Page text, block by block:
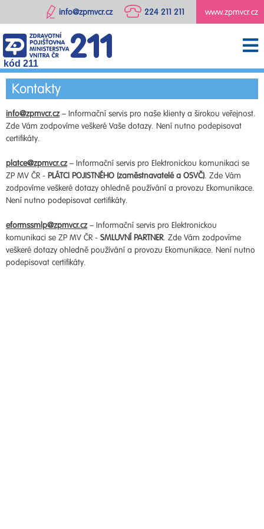
www.zpmvcr.cz
224 211 211
info@zpmvcr.cz
kód 211
Kontakty
info@zpmvcr.cz– Informační servis pro naše klienty a širokou veřejnost.
Zde Vám zodpovíme veškeré Vaše dotazy. Není nutno podepisovat
certifikáty.
platce@zpmvcr.cz– Informační servis pro Elektronickou komunikaci se
ZP MV ČR - PLÁTCI POJISTNÉHO (zaměstnavatelé a OSVČ). Zde Vám
zodpovíme veškeré dotazy ohledně používání a provozu Ekomunikace.
Není nutno podepisovat certifikáty.
eformssmlp@zpmvcr.cz– Informační servis pro Elektronickou
komunikaci se ZP MV ČR - SMLUVNÍ PARTNER. Zde Vám zodpovíme
veškeré dotazy ohledně používání a provozu Ekomunikace. Není nutno
podepisovat certifikáty.